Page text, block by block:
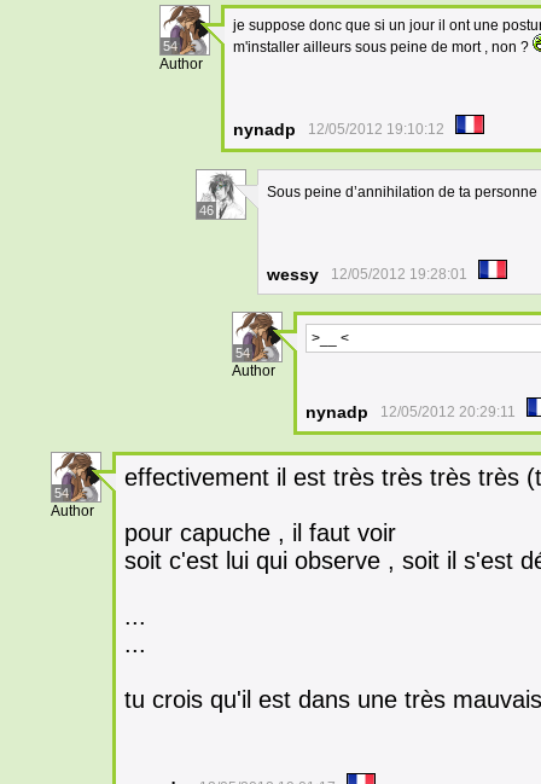
54
Author
je suppose donc que si un jour il ont une
m'installer ailleurs sous peine de mort , non ?
nynadp 12/05/2012 19:10:12
46
Sous peine d’annihilation de ta
wessy 12/05/2012 19:28:01
54
Author
>__ <
nynadp 12/05/2012 20:29:11
54
Author
effectivement il est très très très très
pour capuche , il faut voir
soit c'est lui qui observe , soit il s'est
...
...
tu crois qu'il est dans une très